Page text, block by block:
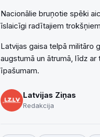
Nacionālie bruņotie spēki
īslaicīgi radītajiem
Latvijas gaisa telpā militāro
augstumā un ātrumā, līdz
īpašumam.
Latvijas Ziņas
Redakcija